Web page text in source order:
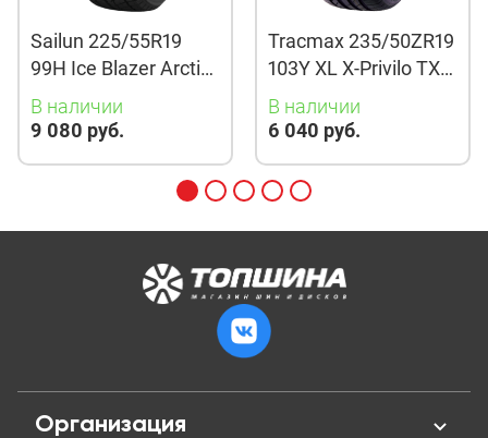
Sailun 225/55R19
99H Ice Blazer Arctic
Evo TL
В наличии
9 080 руб.
Tracmax 235/50ZR19
103Y XL X-Privilo TX3
TL
В наличии
6 040 руб.
Организация